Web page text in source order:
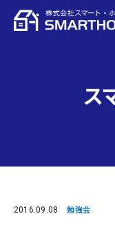
ス
2016.09.08 勉強会